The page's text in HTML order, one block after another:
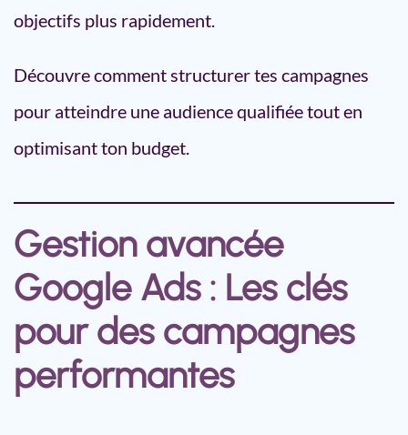
Pour conclure
objectifs plus rapidement.
Découvre comment structurer tes campagnes
pour atteindre une audience qualifiée tout en
optimisant ton budget.
Gestion avancée
Google Ads : Les clés
pour des campagnes
performantes